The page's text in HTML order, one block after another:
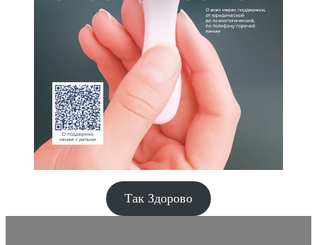
Так Здорово